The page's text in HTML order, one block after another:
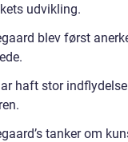
udvikling.
blev først
haft stor
tanker om